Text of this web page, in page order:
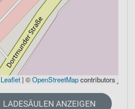
Leaflet | ©OpenStreetMapcontributors
LADESÄULEN ANZEIGEN